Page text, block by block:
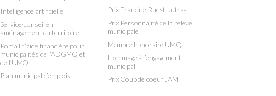
Intelligence artificielle
Service-conseil en
aménagement du territoire
Portail d’aide financière pour
municipalités de l’ADGMQ et
de l’UMQ
Plan municipal d’emplois
Prix Francine Ruest-Jutras
Prix Personnalité de la relève
municipale
Membre honoraire UMQ
Hommage à l’engagement
municipal
Prix Coup de coeur JAM